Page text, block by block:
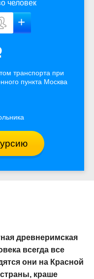
человек
транспорта при
пункта Москва
древнеримская
всегда все
они на Красной
краше